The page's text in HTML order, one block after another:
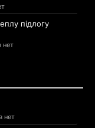
підлогу
нет
нет